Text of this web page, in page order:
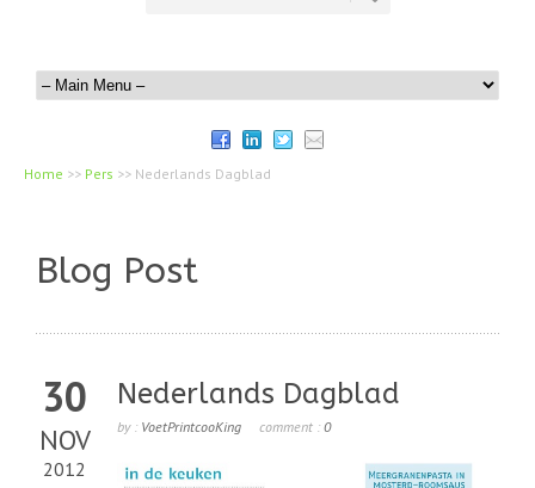
Home >> Pers >> Nederlands Dagblad
Blog Post
30
NOV
2012
Nederlands Dagblad
by : VoetPrintcooKing comment : 0